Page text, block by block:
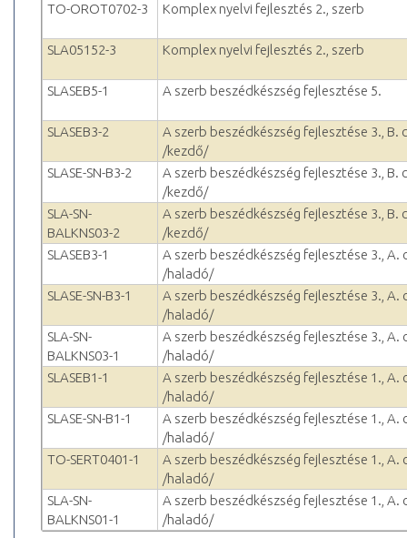
TO-OROT0702-3 Komplex nyelvi fejlesztés 2., szerb
SLA05152-3 Komplex nyelvi fejlesztés 2., szerb
SLASEB5-1 A szerb beszédkészség fejlesztése 5.
SLASEB3-2
A szerb beszédkészség fejlesztése 3., B.
/kezdő/
SLASE-SN-B3-2
A szerb beszédkészség fejlesztése 3., B.
/kezdő/
SLA-SN-
BALKNS03-2
A szerb beszédkészség fejlesztése 3., B.
/kezdő/
SLASEB3-1
A szerb beszédkészség fejlesztése 3., A.
/haladó/
SLASE-SN-B3-1
A szerb beszédkészség fejlesztése 3., A.
/haladó/
SLA-SN-
BALKNS03-1
A szerb beszédkészség fejlesztése 3., A.
/haladó/
SLASEB1-1
A szerb beszédkészség fejlesztése 1., A.
/haladó/
SLASE-SN-B1-1
A szerb beszédkészség fejlesztése 1., A.
/haladó/
TO-SERT0401-1
A szerb beszédkészség fejlesztése 1., A.
/haladó/
SLA-SN-
BALKNS01-1
A szerb beszédkészség fejlesztése 1., A.
/haladó/